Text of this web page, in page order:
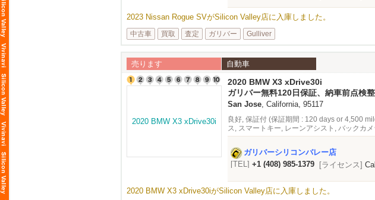
2023 Nissan Rogue SVがSilicon Valley店に入庫しました。
中古車 買取 査定 ガリバー Gulliver
売ります 自動車
2020 BMW X3 xDrive30i
ガリバー無料120日保証、納車前点検
San Jose, California, 95117
良好, 保証付 (保証期間 : 120 days or 4,500
ス, スマートキー, レーンアシスト, バックカ
ルーフ, 内装革張り
ガリバーシリコンバレー店
[TEL] +1 (408) 985-1379 [ライセンス]
2020 BMW X3 xDrive30iがSilicon Valley店に入庫しました。